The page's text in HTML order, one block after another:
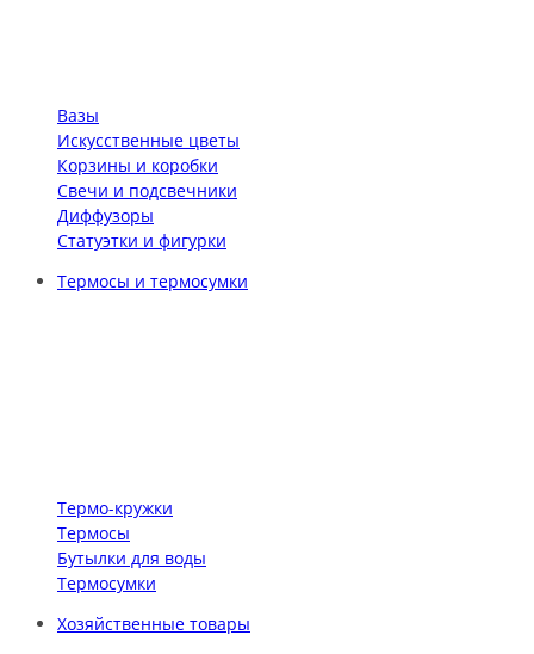
Вазы
Искусственные цветы
Корзины и коробки
Свечи и подсвечники
Диффузоры
Статуэтки и фигурки
Термосы и термосумки
Термо-кружки
Термосы
Бутылки для воды
Термосумки
Хозяйственные товары